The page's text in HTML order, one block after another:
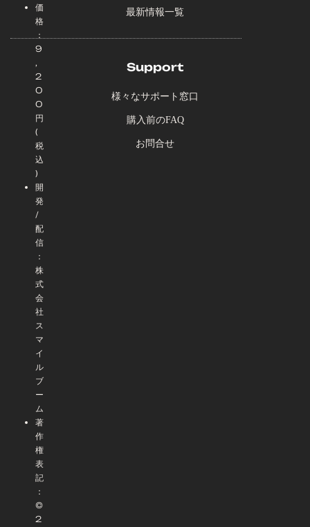
価
格
：
9
,
2
0
0
円
(
税
込
)
開
発
/
配
信
：
株
式
会
社
ス
マ
イ
ル
ブ
ー
ム
著
作
権
表
記
：
©
2
最新情報一覧
Support
様々なサポート窓口
購入前のFAQ
お問合せ